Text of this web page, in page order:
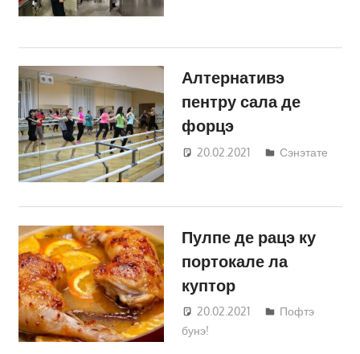
Алтернативэ
пентру сала де
форцэ
20.02.2021
Татьяна
Сэнэтате
Пулпе де рацэ ку
портокале ла
куптор
20.02.2021
Татьяна
Пофтэ
бунэ!